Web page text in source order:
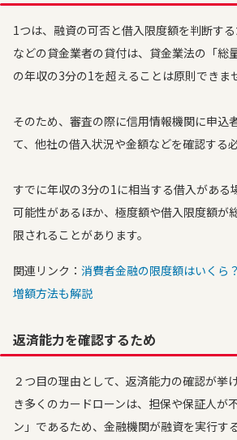
1つは、融資の可否と借入限度額を判断す
などの貸金業者の貸付は、貸金業法の「総
の年収の3分の1を超えることは原則できま
そのため、審査の際に信用情報機関に申込
て、他社の借入状況や金額などを確認する
すでに年収の3分の1に相当する借入がある
可能性があるほか、極度額や借入限度額が
限されることがあります。
関連リンク： 消費者金融の限度額はいくら
増額方法も解説
返済能力を確認するため
２つ目の理由として、返済能力の確認が挙
き多くのカードローンは、担保や保証人が
ン」であるため、金融機関が融資を実行す